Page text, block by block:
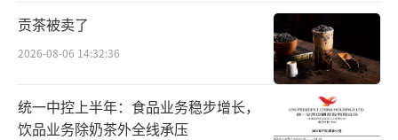
次。但该院随意超出标准收费，有的患者左眼
收费1次、右眼收费1次；有的收费3—4次。该
院气压治疗、彩超等项目均存在类似问题，涉
及费用82万元。
贡茶被卖了
2026-08-06 14:32:36
统一中控上半年：食品业务稳步增长，
饮品业务除奶茶外全线承压